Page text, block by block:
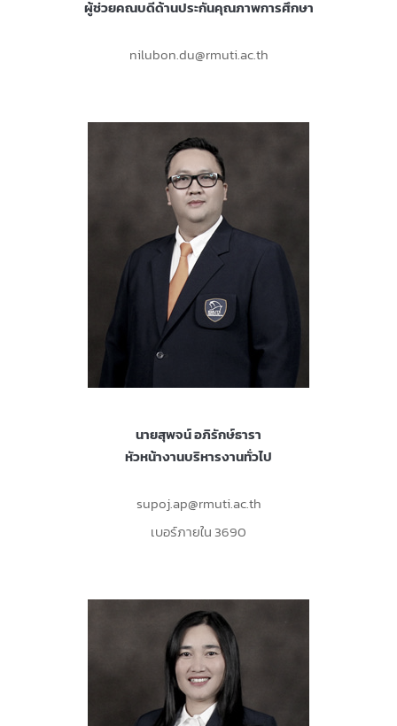
ผู้ช่วยคณบดีด้านประกันคุณภาพการศึกษา
nilubon.du@rmuti.ac.th
นายสุพจน์ อภิรักษ์ธารา
หัวหน้างานบริหารงานทั่วไป
supoj.ap@rmuti.ac.th
เบอร์ภายใน 3690